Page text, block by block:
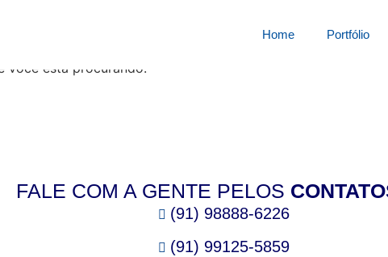
Home Portfólio
você está procurando.
FALE COM A GENTE PELOS
(91) 98888-6226
(91) 99125-5859